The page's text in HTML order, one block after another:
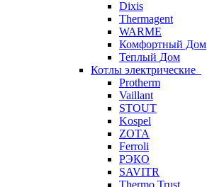
Dixis
Thermagent
WARME
Комфортный Дом
Теплый Дом
Котлы электрические
Protherm
Vaillant
STOUT
Kospel
ZOTA
Ferroli
РЭКО
SAVITR
Thermo Trust